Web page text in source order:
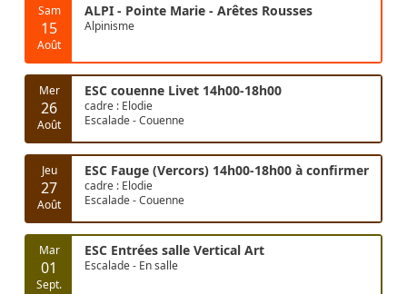
Sam
15
Août
ALPI - Pointe Marie - Arêtes Rousses
Alpinisme
Mer
26
Août
ESC couenne Livet 14h00-18h00
cadre : Elodie
Escalade - Couenne
Jeu
27
Août
ESC Fauge (Vercors) 14h00-18h00 à confirmer
cadre : Elodie
Escalade - Couenne
Mar
01
Sept.
ESC Entrées salle Vertical Art
Escalade - En salle